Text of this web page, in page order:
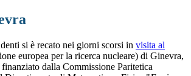
si è recato nei giorni scorsi in visita al
europea per la ricerca nucleare) di Ginevra,
dalla Commissione Paritetica